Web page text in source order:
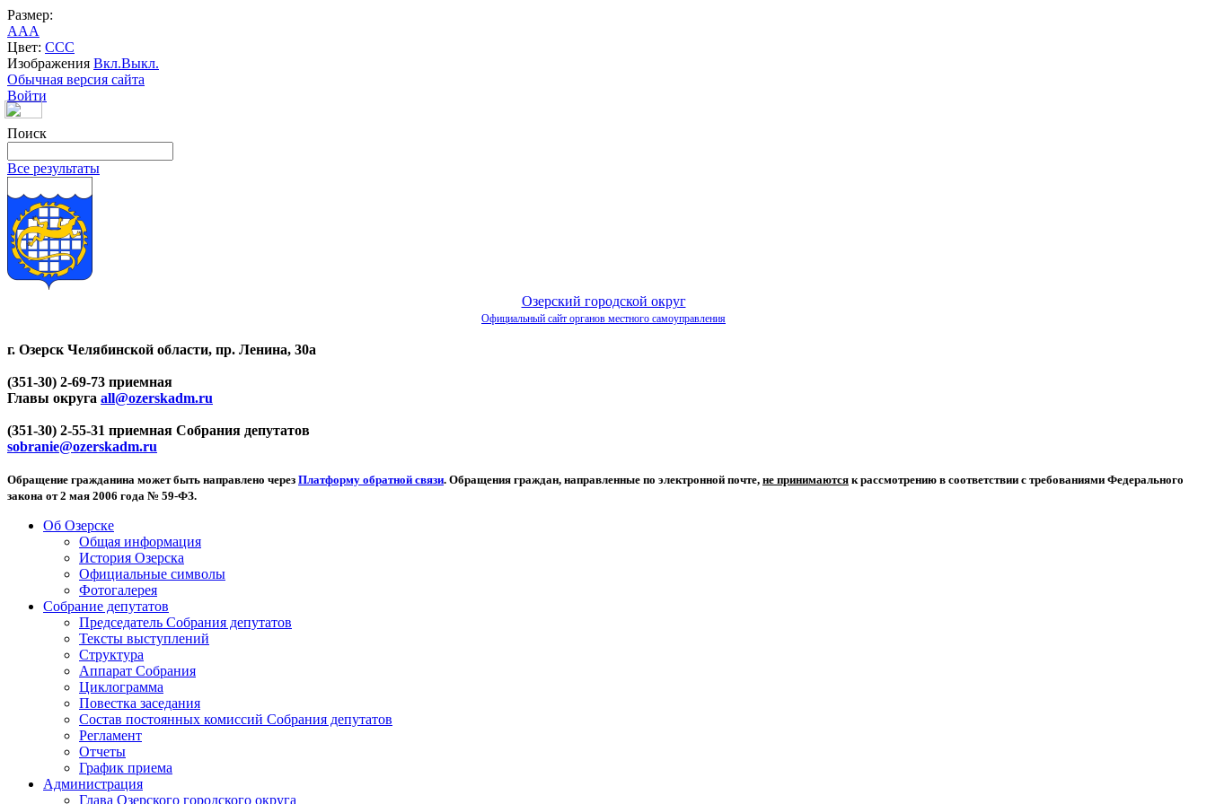
Размер:
AAA
Цвет: CCC
Изображения Вкл.Выкл.
Обычная версия сайта
Войти
Поиск
Все результаты
Озерский городской округ
Официальный сайт органов местного самоуправления
г. Озерск Челябинской области, пр. Ленина, 30а
(351-30) 2-69-73 приемная
Главы округа all@ozerskadm.ru
(351-30) 2-55-31 приемная Собрания депутатов
sobranie@ozerskadm.ru
Обращение гражданина может быть направлено через Платформу обратной связи. Обращения граждан, направленные по электронной почте, не принимаются к рассмотрению в соответствии с требованиями Федерального
закона от 2 мая 2006 года № 59-ФЗ.
Об Озерске
Общая информация
История Озерска
Официальные символы
Фотогалерея
Собрание депутатов
Председатель Собрания депутатов
Тексты выступлений
Структура
Аппарат Собрания
Циклограмма
Повестка заседания
Состав постоянных комиссий Собрания депутатов
Регламент
Отчеты
График приема
Администрация
Глава Озерского городского округа